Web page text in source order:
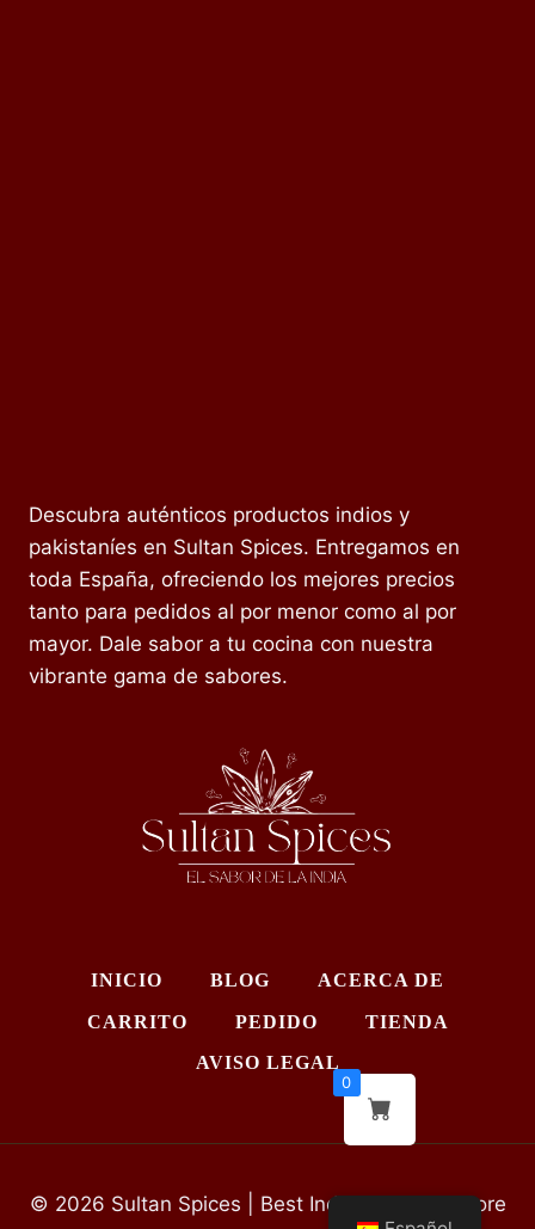
Descubra auténticos productos indios y
pakistaníes en Sultan Spices. Entregamos en
toda España, ofreciendo los mejores precios
tanto para pedidos al por menor como al por
mayor. Dale sabor a tu cocina con nuestra
vibrante gama de sabores.
INICIO BLOG ACERCA DE
CARRITO PEDIDO TIENDA
AVISO LEGAL
© 2026 Sultan Spices | Best Indian Grocery Store
0